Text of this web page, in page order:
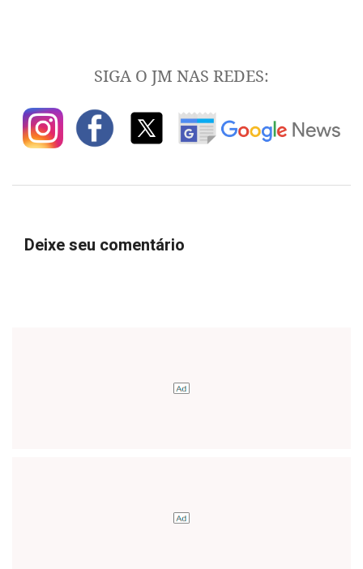
SIGA O JM NAS REDES:
Deixe seu comentário